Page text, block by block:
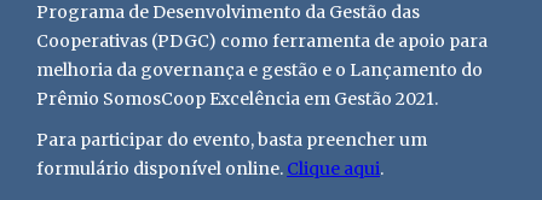
Programa de Desenvolvimento da Gestão das
Cooperativas (PDGC) como ferramenta de apoio para
melhoria da governança e gestão e o Lançamento do
Prêmio SomosCoop Excelência em Gestão 2021.
Para participar do evento, basta preencher um
formulário disponível online. Clique aqui.